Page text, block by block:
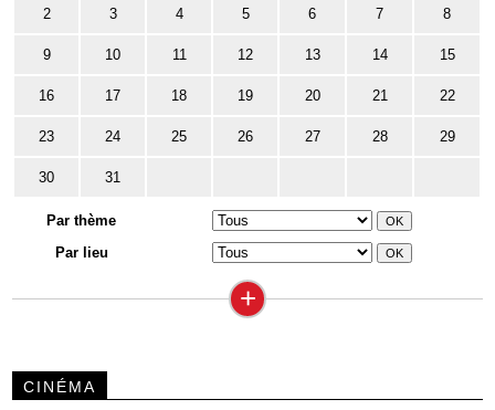
2 3 4 5 6 7 8
9 10 11 12 13 14 15
16 17 18 19 20 21 22
23 24 25 26 27 28 29
30 31
Par thème
Par lieu
+
CINÉMA